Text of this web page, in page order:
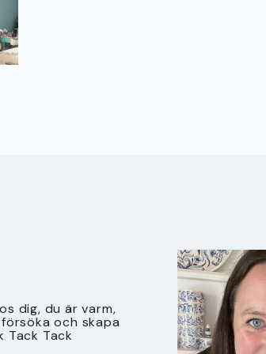
dig, du är varm,
och skapa
Tack Tack